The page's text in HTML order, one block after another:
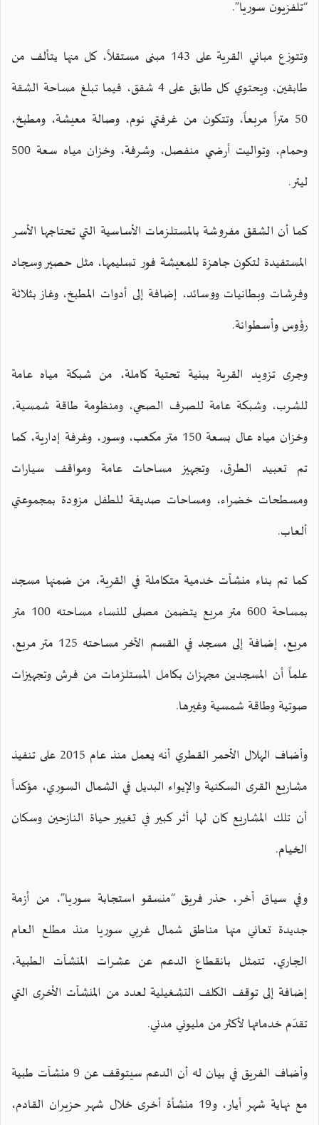
“تلفزيون سوريا”.
وتتوزع مباني القرية على 143 مبنى مستقلاً، كل منها يتألف من
طابقين، ويحتوي كل طابق على 4 شقق، فيما تبلغ مساحة الشقة
50 متراً مربعاً، وتتكون من غرفتي نوم، وصالة معيشة، ومطبخ،
وحمام، وتواليت أرضي منفصل، وشرفة، وخزان مياه سعة 500
ليتر.
كما أن الشقق مفروشة بالمستلزمات الأساسية التي تحتاجها الأسر
المستفيدة لتكون جاهزة للمعيشة فور تسليمها، مثل حصير وسجاد
وفرشات وبطانيات ووسائد، إضافة إلى أدوات المطبخ، وغاز بثلاثة
رؤوس وأسطوانة.
وجرى تزويد القرية ببنية تحتية كاملة، من شبكة مياه عامة
للشرب، وشبكة عامة للصرف الصحي، ومنظومة طاقة شمسية،
وخزان مياه عال بسعة 150 متر مكعب، وسور، وغرفة إدارية، كما
تم تعبيد الطرق، وتجهيز مساحات عامة ومواقف سيارات
ومسطحات خضراء، ومساحات صديقة للطفل مزودة بمجموعتي
ألعاب.
كما تم بناء منشآت خدمية متكاملة في القرية، من ضمنها مسجد
بمساحة 600 متر مربع يتضمن مصلى للنساء مساحته 100 متر
مربع، إضافة إلى مسجد في القسم الآخر مساحته 125 متر مربع،
علماً أن المسجدين مجهزان بكامل المستلزمات من فرش وتجهيزات
صوتية وطاقة شمسية وغيرها.
وأضاف الهلال الأحمر القطري أنه يعمل منذ عام 2015 على تنفيذ
مشاريع القرى السكنية والإيواء البديل في الشمال السوري، مؤكداً
أن تلك المشاريع كان لها أثر كبير في تغيير حياة النازحين وسكان
الخيام.
وفي سياق آخر، حذر فريق “منسقو استجابة سوريا”، من أزمة
جديدة تعاني منها مناطق شمال غربي سوريا منذ مطلع العام
الجاري، تتمثل بانقطاع الدعم عن عشرات المنشآت الطبية،
إضافة إلى توقف الكلف التشغيلية لعدد من المنشآت الأخرى التي
تقدّم خدماتها لأكثر من مليوني مدني.
وأضاف الفريق في بيان له أن الدعم سيتوقف عن 9 منشآت طبية
مع نهاية شهر أيار، و19 منشأة أخرى خلال شهر حزيران القادم،